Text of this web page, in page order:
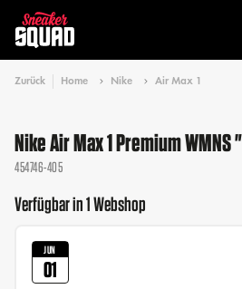
Zurück Home Nike Air Max 1
Nike Air Max 1 Premium WMNS
454746-405
Verfügbar in 1 Webshop
JUN
01